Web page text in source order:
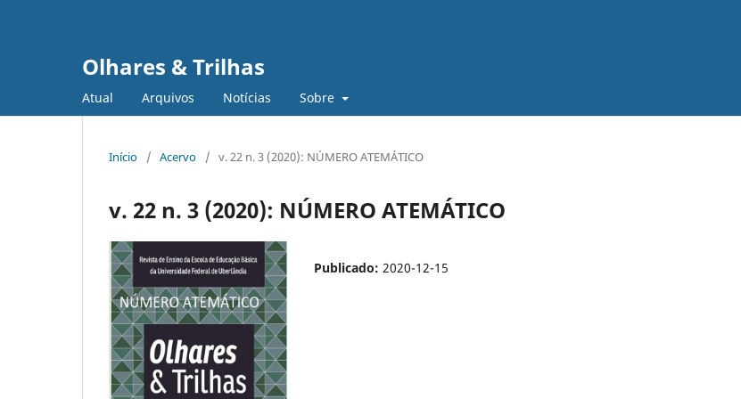
Olhares & Trilhas
Atual Arquivos Notícias Sobre
Início / Acervo / v. 22 n. 3 (2020): NÚMERO ATEMÁTICO
v. 22 n. 3 (2020): NÚMERO ATEMÁTICO
Publicado: 2020-12-15